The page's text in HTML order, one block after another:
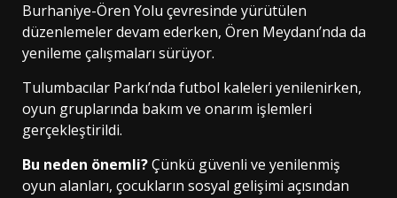
Burhaniye-Ören Yolu çevresinde yürütülen
düzenlemeler devam ederken, Ören Meydanı’nda da
yenileme çalışmaları sürüyor.
Tulumbacılar Parkı’nda futbol kaleleri yenilenirken,
oyun gruplarında bakım ve onarım işlemleri
gerçekleştirildi.
Bu neden önemli?Çünkü güvenli ve yenilenmiş
oyun alanları, çocukların sosyal gelişimi açısından